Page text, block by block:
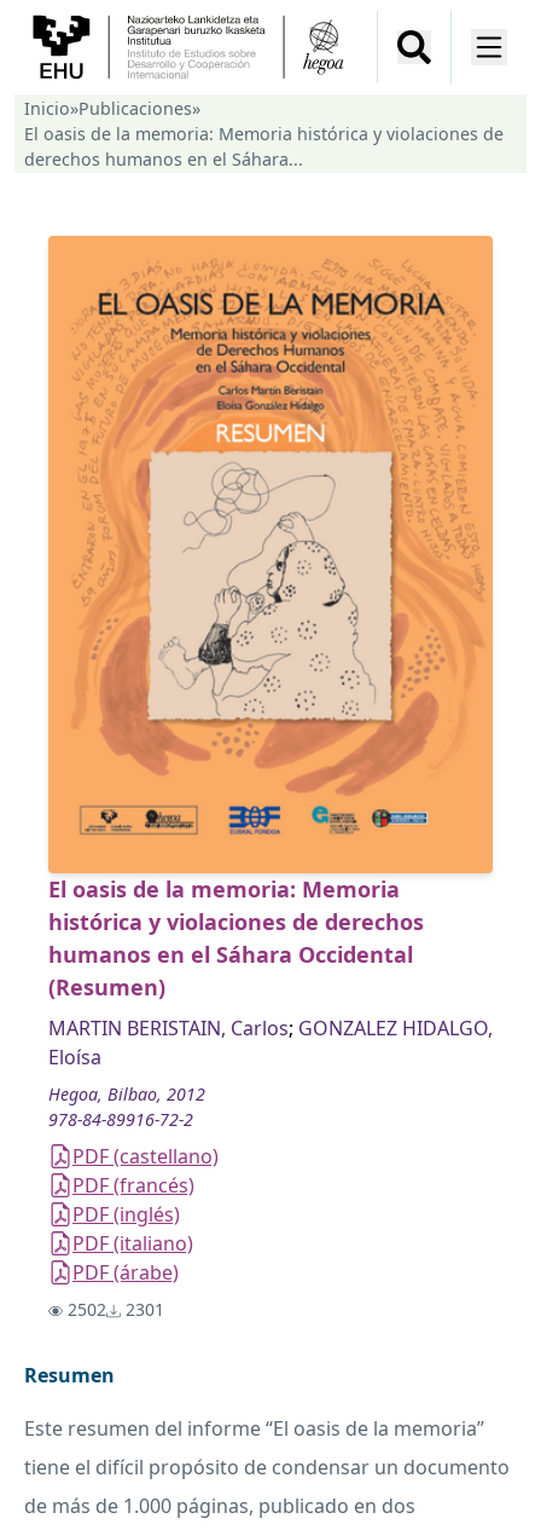
Inicio»Publicaciones»
El oasis de la memoria: Memoria histórica y violaciones de
derechos humanos en el Sáhara...
El oasis de la memoria: Memoria
histórica y violaciones de derechos
humanos en el Sáhara Occidental
(Resumen)
MARTIN BERISTAIN, Carlos; GONZALEZ HIDALGO,
Eloísa
Hegoa, Bilbao, 2012
978-84-89916-72-2
PDF (castellano)
PDF (francés)
PDF (inglés)
PDF (italiano)
PDF (árabe)
2502 2301
Resumen
Este resumen del informe “El oasis de la memoria”
tiene el difícil propósito de condensar un documento
de más de 1.000 páginas, publicado en dos